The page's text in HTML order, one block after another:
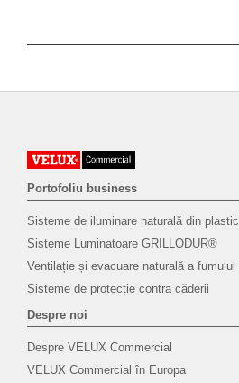
Portofoliu business
Sisteme de iluminare naturală din plastic
Sisteme Luminatoare GRILLODUR®
Ventilație și evacuare naturală a fumului
Sisteme de protecție contra căderii
Despre noi
Despre VELUX Commercial
VELUX Commercial în Europa